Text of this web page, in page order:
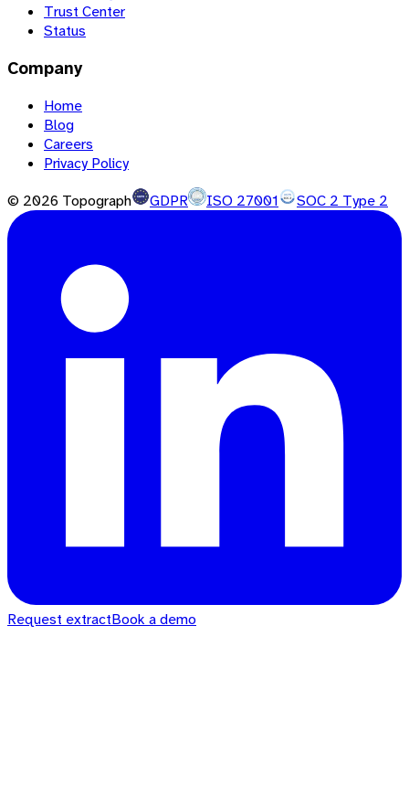
Trust Center
Status
Company
Home
Blog
Careers
Privacy Policy
© 2026 Topograph GDPR ISO 27001 SOC 2 Type 2
Request extractBook a demo